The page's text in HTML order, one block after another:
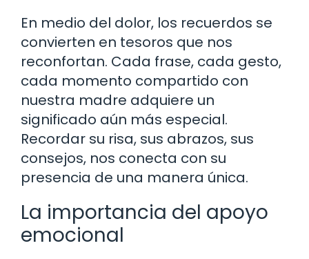
En medio del dolor, los recuerdos se
convierten en tesoros que nos
reconfortan. Cada frase, cada gesto,
cada momento compartido con
nuestra madre adquiere un
significado aún más especial.
Recordar su risa, sus abrazos, sus
consejos, nos conecta con su
presencia de una manera única.
La importancia del apoyo
emocional